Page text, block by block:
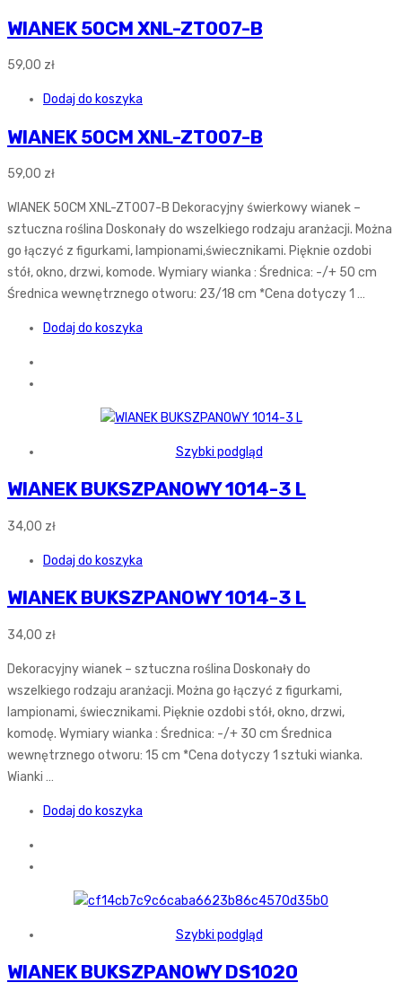
WIANEK 50CM XNL-ZT007-B
59,00 zł
Dodaj do koszyka
WIANEK 50CM XNL-ZT007-B
59,00 zł
WIANEK 50CM XNL-ZT007-B Dekoracyjny świerkowy wianek –
sztuczna roślina Doskonały do wszelkiego rodzaju aranżacji. Można
go łączyć z figurkami, lampionami,świecznikami. Pięknie ozdobi
stół, okno, drzwi, komode. Wymiary wianka : Średnica: -/+ 50 cm
Średnica wewnętrznego otworu: 23/18 cm *Cena dotyczy 1 …
Dodaj do koszyka
Szybki podgląd
WIANEK BUKSZPANOWY 1014-3 L
34,00 zł
Dodaj do koszyka
WIANEK BUKSZPANOWY 1014-3 L
34,00 zł
Dekoracyjny wianek – sztuczna roślina Doskonały do
wszelkiego rodzaju aranżacji. Można go łączyć z figurkami,
lampionami, świecznikami. Pięknie ozdobi stół, okno, drzwi,
komodę. Wymiary wianka : Średnica: -/+ 30 cm Średnica
wewnętrznego otworu: 15 cm *Cena dotyczy 1 sztuki wianka.
Wianki …
Dodaj do koszyka
Szybki podgląd
WIANEK BUKSZPANOWY DS1020